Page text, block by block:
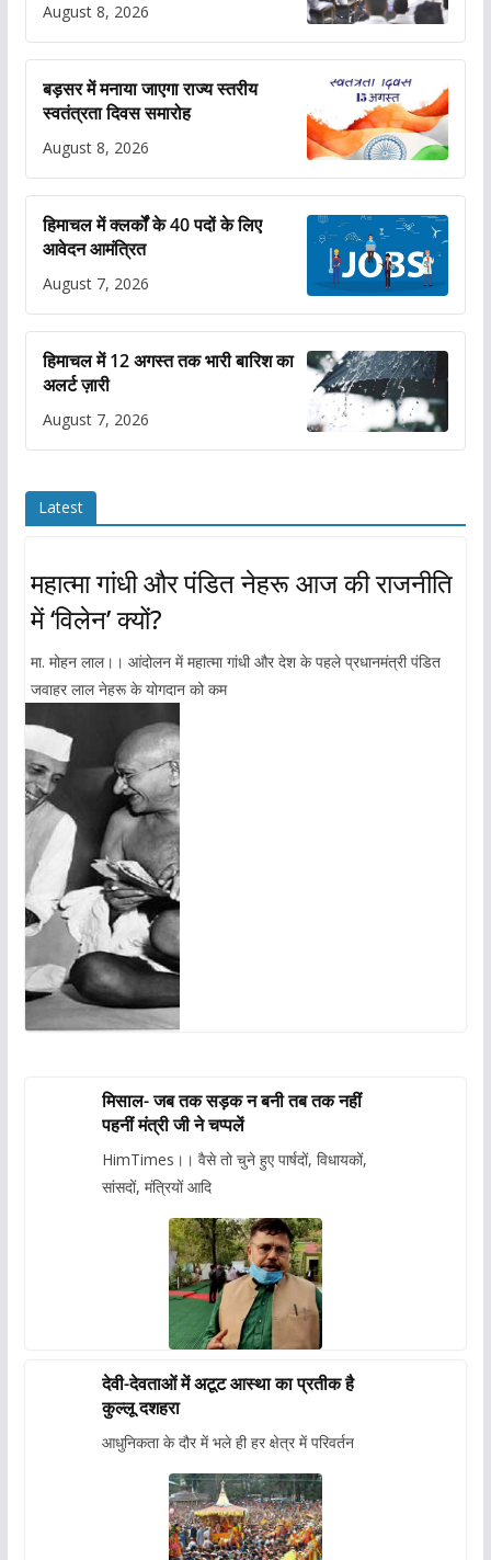
August 8, 2026
बड़सर में मनाया जाएगा राज्य स्तरीय
स्वतंत्रता दिवस समारोह
August 8, 2026
हिमाचल में क्लर्कों के 40 पदों के लिए
आवेदन आमंत्रित
August 7, 2026
हिमाचल में 12 अगस्त तक भारी बारिश का
अलर्ट ज़ारी
August 7, 2026
Latest
महात्मा गांधी और पंडित नेहरू आज की राजनीति
में ‘विलेन’ क्यों?
मा. मोहन लाल।। आंदोलन में महात्मा गांधी और देश के पहले प्रधानमंत्री पंडित
जवाहर लाल नेहरू के योगदान को कम
मिसाल- जब तक सड़क न बनी तब तक नहीं
पहनीं मंत्री जी ने चप्पलें
HimTimes।। वैसे तो चुने हुए पार्षदों, विधायकों,
सांसदों, मंत्रियों आदि
देवी-देवताओं में अटूट आस्था का प्रतीक है
कुल्लू दशहरा
आधुनिकता के दौर में भले ही हर क्षेत्र में परिवर्तन